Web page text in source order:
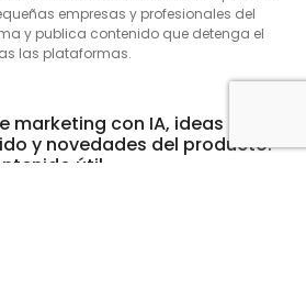
empresas y profesionales del
y publica contenido que detenga el
las plataformas.
marketing con IA, ideas
y novedades del producto.
útil